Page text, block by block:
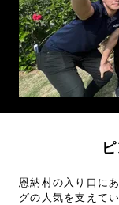
恩納村の入り口に
グの人気を支えて